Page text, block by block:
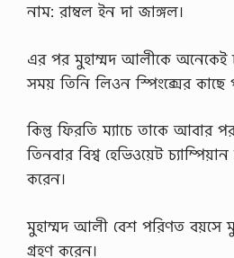
নাম: রাম্বল ইন দা জাঙ্গল।
এর পর মুহাম্মদ আলীকে অনেকেই
সময় তিনি লিওন স্পিংক্সের কাছে
কিন্তু ফিরতি ম্যাচে তাকে আবার
তিনবার বিশ্ব হেভিওয়েট
করেন।
মুহাম্মদ আলী বেশ পরিণত বয়সে
গ্রহণ করেন।